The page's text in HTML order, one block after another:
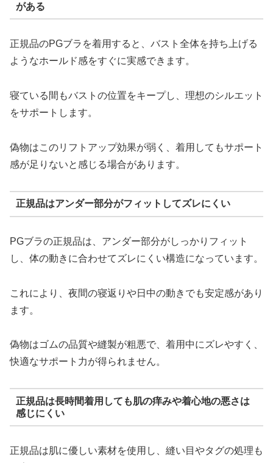
がある
正規品のPGブラを着用すると、バスト全体を持ち上げる
ようなホールド感をすぐに実感できます。
寝ている間もバストの位置をキープし、理想のシルエット
をサポートします。
偽物はこのリフトアップ効果が弱く、着用してもサポート
感が足りないと感じる場合があります。
正規品はアンダー部分がフィットしてズレにくい
PGブラの正規品は、アンダー部分がしっかりフィット
し、体の動きに合わせてズレにくい構造になっています。
これにより、夜間の寝返りや日中の動きでも安定感があり
ます。
偽物はゴムの品質や縫製が粗悪で、着用中にズレやすく、
快適なサポート力が得られません。
正規品は長時間着用しても肌の痒みや着心地の悪さは
感じにくい
正規品は肌に優しい素材を使用し、縫い目やタグの処理も